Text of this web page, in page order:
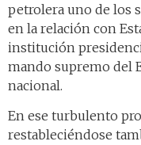
petrolera uno de los
en la relación con
institución
mando supremo del
nacional.
En ese turbulento
restableciéndose